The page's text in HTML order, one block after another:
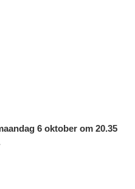
6 oktober om 20.35